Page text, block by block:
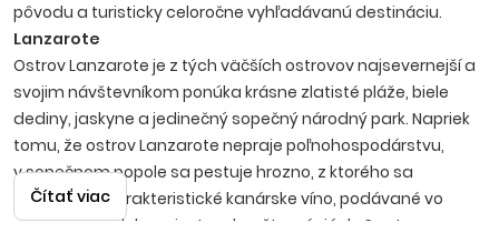
pôvodu a turisticky celoročne vyhľadávanú destináciu.
Lanzarote
Ostrov Lanzarote je z tých väčších ostrovov najsevernejší a
svojim návštevníkom ponúka krásne zlatisté pláže, biele
dediny, jaskyne a jedinečný sopečný národný park. Napriek
tomu, že ostrov Lanzarote nepraje poľnohospodárstvu,
v sopečnom popole sa pestuje hrozno, z ktorého sa
produkuje charakteristické kanárske víno, podávané vo
vinárstvach alebo miestnych reštauráciách. S ostrovom
Čítať viac